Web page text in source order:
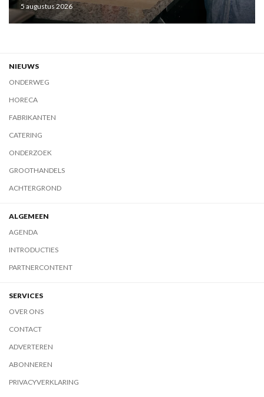
5 augustus 2026
NIEUWS
ONDERWEG
HORECA
FABRIKANTEN
CATERING
ONDERZOEK
GROOTHANDELS
ACHTERGROND
ALGEMEEN
AGENDA
INTRODUCTIES
PARTNERCONTENT
SERVICES
OVER ONS
CONTACT
ADVERTEREN
ABONNEREN
PRIVACYVERKLARING